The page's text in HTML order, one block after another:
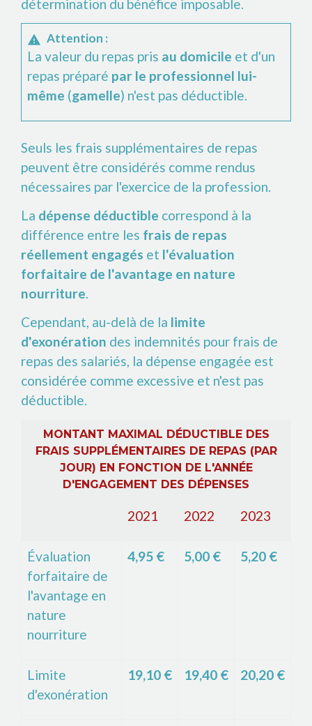
détermination du bénéfice imposable.
warning Attention :
La valeur du repas pris au domicile et d'un
repas préparé par le professionnel lui-
même (gamelle) n'est pas déductible.
Seuls les frais supplémentaires de repas
peuvent être considérés comme rendus
nécessaires par l'exercice de la profession.
La dépense déductible correspond à la
différence entre les frais de repas
réellement engagés et l'évaluation
forfaitaire de l'avantage en nature
nourriture.
Cependant, au-delà de la limite
d'exonération des indemnités pour frais de
repas des salariés, la dépense engagée est
considérée comme excessive et n'est pas
déductible.
MONTANT MAXIMAL DÉDUCTIBLE DES
FRAIS SUPPLÉMENTAIRES DE REPAS (PAR
JOUR) EN FONCTION DE L'ANNÉE
D'ENGAGEMENT DES DÉPENSES
2021 2022 2023
Évaluation
forfaitaire de
l'avantage en
nature
nourriture
4,95 € 5,00 € 5,20 €
Limite
d'exonération
19,10 € 19,40 € 20,20 €